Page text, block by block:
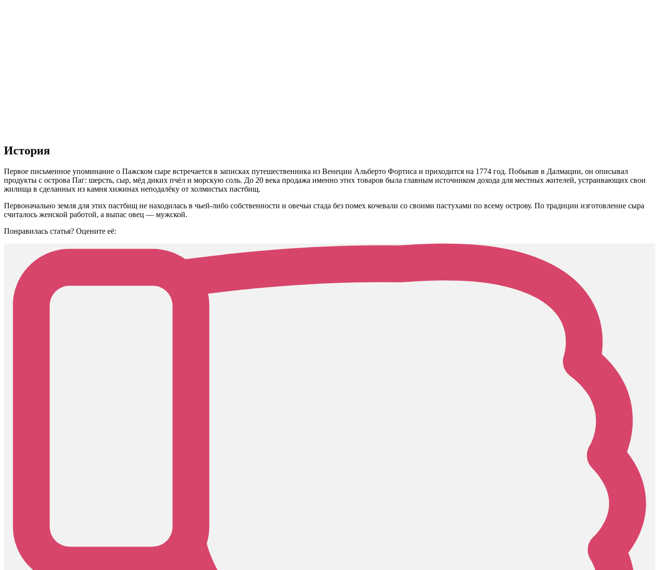
История
Первое письменное упоминание о Пажском сыре встречается в записках путешественника из Венеции Альберто Фортиса и приходится на 1774 год. Побывав в Далмации, он описывал
продукты с острова Паг: шерсть, сыр, мёд диких пчёл и морскую соль. До 20 века продажа именно этих товаров была главным источником дохода для местных жителей, устраивающих свои
жилища в сделанных из камня хижинах неподалёку от холмистых пастбищ.
Первоначально земля для этих пастбищ не находилась в чьей-либо собственности и овечьи стада без помех кочевали со своими пастухами по всему острову. По традиции изготовление сыра
считалось женской работой, а выпас овец — мужской.
Понравилась статья? Оцените её: